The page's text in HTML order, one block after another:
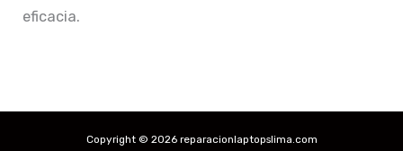
eficacia.
Copyright © 2026 reparacionlaptopslima.com